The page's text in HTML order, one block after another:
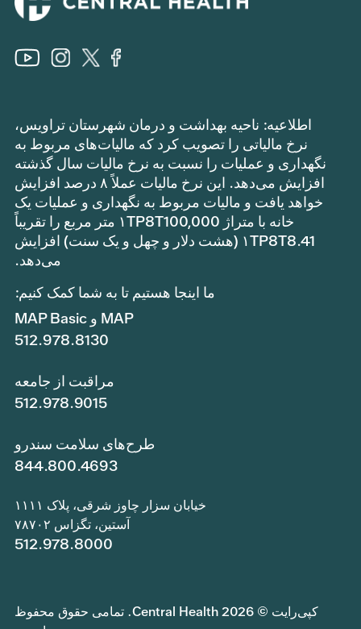
اطلاعیه: ناحیه بهداشت و درمان شهرستان تراویس،
نرخ مالیاتی را تصویب کرد که مالیات‌های مربوط به
نگهداری و عملیات را نسبت به نرخ مالیات سال گذشته
افزایش می‌دهد. این نرخ مالیات عملاً ۸ درصد افزایش
خواهد یافت و مالیات مربوط به نگهداری و عملیات یک
خانه با متراژ ۱TP8T100,000 متر مربع را تقریباً
۱TP8T8.41 (هشت دلار و چهل و یک سنت) افزایش
می‌دهد.
ما اینجا هستیم تا به شما کمک کنیم:
MAP و MAP Basic
512.978.8130
مراقبت از جامعه
512.978.9015
طرح‌های سلامت سندرو
844.800.4693
خیابان سزار چاوز شرقی، پلاک ۱۱۱۱
آستین، تگزاس ۷۸۷۰۲
512.978.8000
کپی‌رایت © 2026 Central Health. تمامی حقوق محفوظ